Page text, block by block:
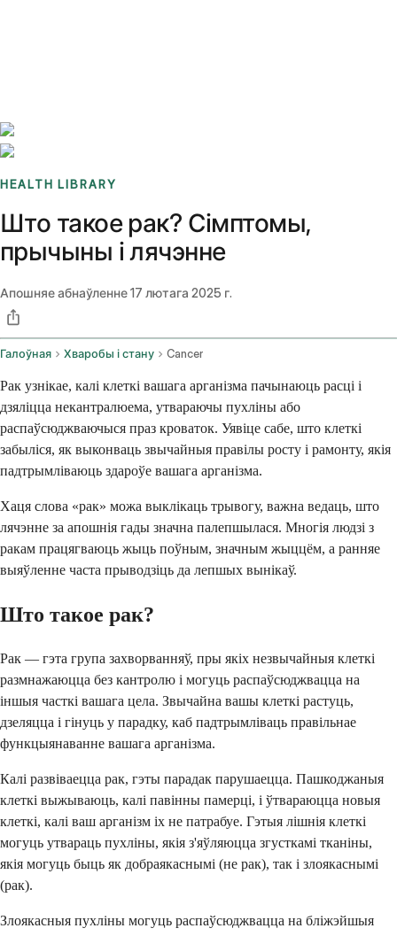
HEALTH LIBRARY
Што такое рак? Сімптомы,
прычыны і лячэнне
Апошняе абнаўленне17 лютага 2025 г.
Галоўная Хваробы і стану Cancer
Рак узнікае, калі клеткі вашага арганізма пачынаюць расці і
дзяліцца некантралюема, утвараючы пухліны або
распаўсюджваючыся праз кроваток. Уявіце сабе, што клеткі
забыліся, як выконваць звычайныя правілы росту і рамонту, якія
падтрымліваюць здароўе вашага арганізма.
Хаця слова «рак» можа выклікаць трывогу, важна ведаць, што
лячэнне за апошнія гады значна палепшылася. Многія людзі з
ракам працягваюць жыць поўным, значным жыццём, а ранняе
выяўленне часта прыводзіць да лепшых вынікаў.
Што такое рак?
Рак — гэта група захворванняў, пры якіх незвычайныя клеткі
размнажаюцца без кантролю і могуць распаўсюджвацца на
іншыя часткі вашага цела. Звычайна вашы клеткі растуць,
дзеляцца і гінуць у парадку, каб падтрымліваць правільнае
функцыянаванне вашага арганізма.
Калі развіваецца рак, гэты парадак парушаецца. Пашкоджаныя
клеткі выжываюць, калі павінны памерці, і ўтвараюцца новыя
клеткі, калі ваш арганізм іх не патрабуе. Гэтыя лішнія клеткі
могуць утвараць пухліны, якія з'яўляюцца згусткамі тканіны,
якія могуць быць як добраякаснымі (не рак), так і злоякаснымі
(рак).
Злоякасныя пухліны могуць распаўсюджвацца на бліжэйшыя